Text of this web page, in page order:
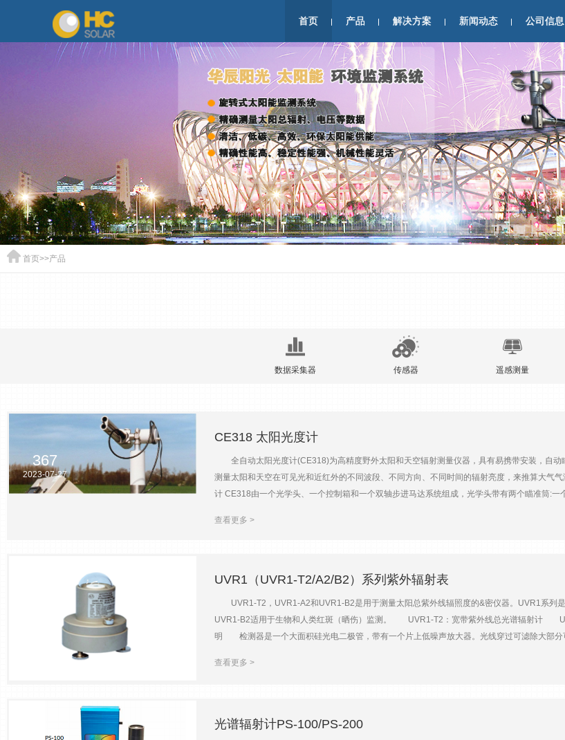
首页 产品 解决方案 新闻动态 公司信息
首页>>产品
数据采集器 传感器 遥感测量
367
2023-07-27
CE318 太阳光度计
全自动太阳光度计(CE318)为高精度野外太阳和天空辐射测量仪器，具有易携带安装，自动
测量太阳和天空在可见光和近红外的不同波段、不同方向、不同时间的辐射亮度，来推算大
计 CE318由一个光学头、一个控制箱和一个双轴步进马达系统组成，光学头带有两个瞄准筒:
测到降雨，电子控制箱将置光度计于停机状态，以保护仪器的光学系统。步进马达系统具有方
动跟踪太阳。四象限精调跟踪，精度优于0.1度。 l 数据处理控制箱:控制双轴步进马达位置
1640nm。 l CE318N-EBM9(9个滤光片):340，380，440，500，675，870，936，
675，870，936，1020，1640nm除936nm外，其它均带偏振。 l 其它型号:根据滤光片
机，并直接读取，也可通过MODEM远程下载。通过数据收集网，还可直接通过
落，早晨大气质量数为7开始~下午大气质量数为7结束)进行太阳直射辐照度(NSU)、晕和天空
查看更多 >
UVR1（UVR1-T2/A2/B2）系列紫外辐射表
UVR1-T2，UVR1-A2和UVR1-B2是用于测量太阳总紫外线辐照度的&密仪器。UVR1系列
UVR1-B2适用于生物和人类红斑（晒伤）监测。 UVR1-T2：宽带紫外线总光谱辐射
明 检测器是一个大面积硅光电二极管，带有一个片上低噪声放大器。光线穿过可滤除大部分
加热器组件中，该组件与仪器主体热隔离。加热器将检测器和过滤器保持在&准的温度下，
器， 建议每年检查一次校准。 UVR1-T2 中心波长和带通，以便信号代表 280nm 至
查看更多 >
光谱辐射计PS-100/PS-200